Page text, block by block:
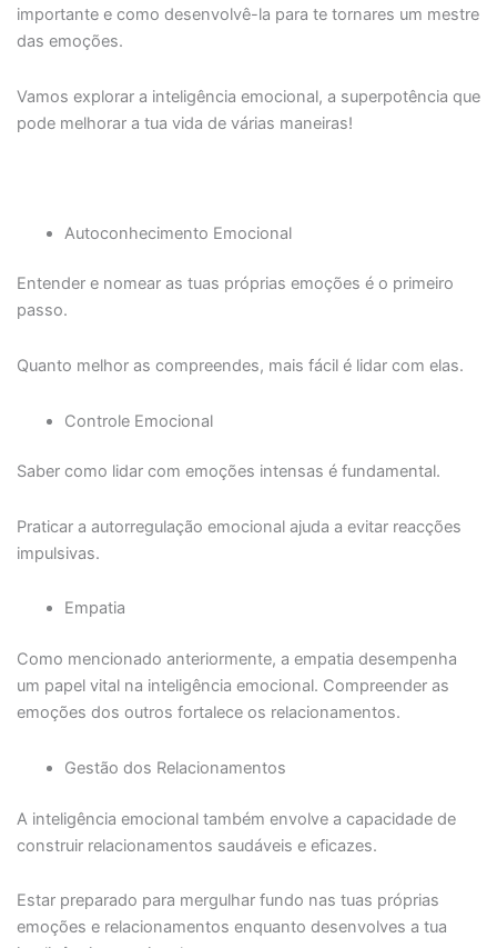
importante e como desenvolvê-la para te tornares um mestre
das emoções.
Vamos explorar a inteligência emocional, a superpotência que
pode melhorar a tua vida de várias maneiras!
Autoconhecimento Emocional
Entender e nomear as tuas próprias emoções é o primeiro
passo.
Quanto melhor as compreendes, mais fácil é lidar com elas.
Controle Emocional
Saber como lidar com emoções intensas é fundamental.
Praticar a autorregulação emocional ajuda a evitar reacções
impulsivas.
Empatia
Como mencionado anteriormente, a empatia desempenha
um papel vital na inteligência emocional. Compreender as
emoções dos outros fortalece os relacionamentos.
Gestão dos Relacionamentos
A inteligência emocional também envolve a capacidade de
construir relacionamentos saudáveis e eficazes.
Estar preparado para mergulhar fundo nas tuas próprias
emoções e relacionamentos enquanto desenvolves a tua